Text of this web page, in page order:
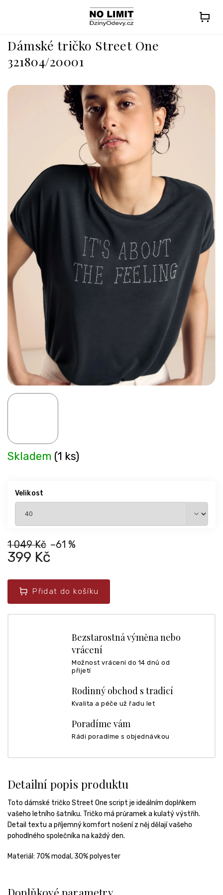
Dámské tričko Street One
321804/20001
1 049 Kč –61 %
399 Kč
Skladem (1 ks)
Velikost
Přidat do košíku
Bezstarostná výměna nebo
vrácení
Možnost vrácení do 14 dnů od
přijetí
Rodinný obchod s tradicí
Kvalita a péče už řadu let
Poradíme vám
Rádi poradíme s objednávkou
Detailní popis produktu
Toto dámské tričko Street One script je ideálním doplňkem
vašeho letního šatníku. Tričko má průramek a kulatý výstřih.
Detail textu a příjemný komfort nošení z něj dělají vašeho
pohodlného společníka na každý den.
Materiál: 70% modal, 30% polyester
Doplňkové parametry